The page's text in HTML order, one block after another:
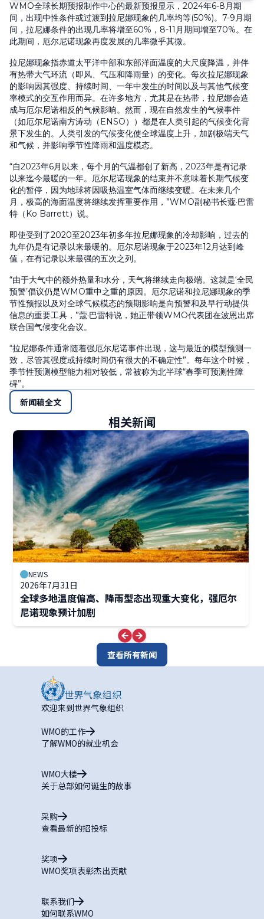
WMO全球长期预报制作中心的最新预报显示，2024年6-8月期
间，出现中性条件或过渡到拉尼娜现象的几率均等(50%)。7-9月期
间，拉尼娜条件的出现几率将增至60%，8-11月期间增至70%。在
此期间，厄尔尼诺现象再度发展的几率微乎其微。
拉尼娜现象指赤道太平洋中部和东部洋面温度的大尺度降温，并伴
有热带大气环流（即风、气压和降雨量）的变化。每次拉尼娜现象
的影响因其强度、持续时间、一年中发生的时间以及与其他气候变
率模式的交互作用而异。在许多地方，尤其是在热带，拉尼娜会造
成与厄尔尼诺相反的气候影响。然而，现在自然发生的气候事件
（如厄尔尼诺南方涛动（ENSO））都是在人类引起的气候变化背
景下发生的。人类引发的气候变化使全球温度上升，加剧极端天气
和气候，并影响季节性降雨和温度模态。
“自2023年6月以来，每个月的气温都创了新高，2023年是有记录
以来迄今最暖的一年。厄尔尼诺现象的结束并不意味着长期气候变
化的暂停，因为地球将因吸热温室气体而继续变暖。在未来几个
月，极高的海面温度将继续发挥重要作用，”WMO副秘书长蔻·巴雷
特（Ko Barrett）说。
即使受到了2020至2023年初多年拉尼娜现象的冷却影响，过去的
九年仍是有记录以来最暖的。厄尔尼诺现象于2023年12月达到峰
值，在有记录以来最强的五次之列。
“由于大气中的额外热量和水分，天气将继续走向极端。这就是‘全民
预警’倡议仍是WMO重中之重的原因。厄尔尼诺和拉尼娜现象的季
节性预报以及对全球气候模态的预期影响是向预警和及早行动提供
信息的重要工具，”蔻·巴雷特说，她正带领WMO代表团在波恩出席
联合国气候变化会议。
“拉尼娜条件通常随着强厄尔尼诺事件出现，这与最近的模型预测一
致，尽管其强度或持续时间仍有很大的不确定性”。每年这个时候，
季节性预测模型能力相对较低，常被称为北半球“春季可预测性障
碍”。
新闻稿全文
相关新闻
NEWS
2026年7月31日
全球多地温度偏高、降雨型态出现重大变化，强厄尔
尼诺现象预计加剧
查看所有新闻
欢迎来到世界气象组织
WMO的工作
了解WMO的就业机会
WMO大楼
关于总部如何诞生的故事
采购
查看最新的招投标
奖项
WMO奖项表彰杰出贡献
联系我们
如何联系WMO